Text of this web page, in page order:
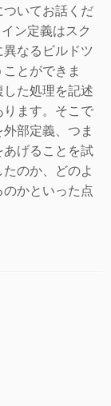
いてお話くだ
ン定義はスク
なるビルドツ
とができま
た処理を記述
ります。そこで
部定義、つま
あげることを試
のか、どのよ
かといった点